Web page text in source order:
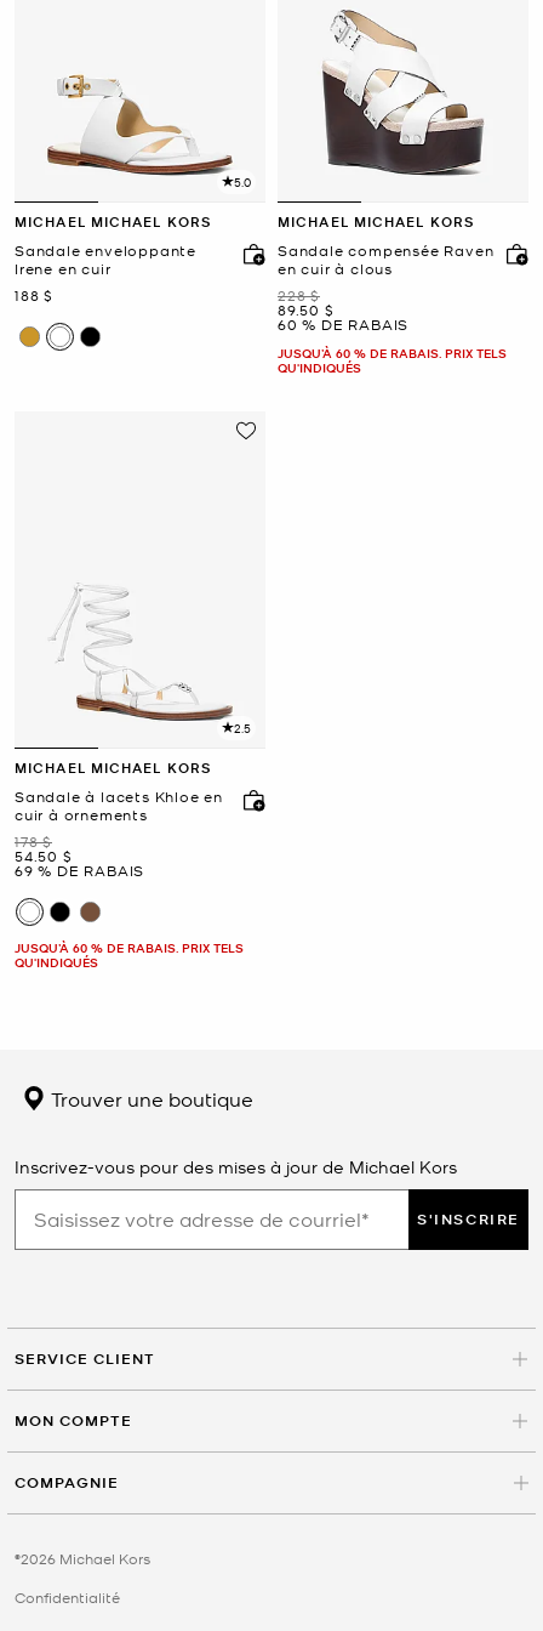
5.0
MICHAEL MICHAEL KORS
Sandale enveloppante
Irene en cuir
maintenant
188 $
MICHAEL MICHAEL KORS
Sandale compensée Raven
en cuir à clous
était
228 $
maintenant
89.50 $
60 % DE RABAIS
JUSQU’À 60 % DE RABAIS. PRIX TELS
QU'INDIQUÉS
2.5
MICHAEL MICHAEL KORS
Sandale à lacets Khloe en
cuir à ornements
était
178 $
maintenant
54.50 $
69 % DE RABAIS
JUSQU’À 60 % DE RABAIS. PRIX TELS
QU'INDIQUÉS
Trouver une boutique
Inscrivez-vous pour des mises à jour de Michael Kors
S'INSCRIRE
SERVICE CLIENT
MON COMPTE
COMPAGNIE
©2026 Michael Kors
Confidentialité